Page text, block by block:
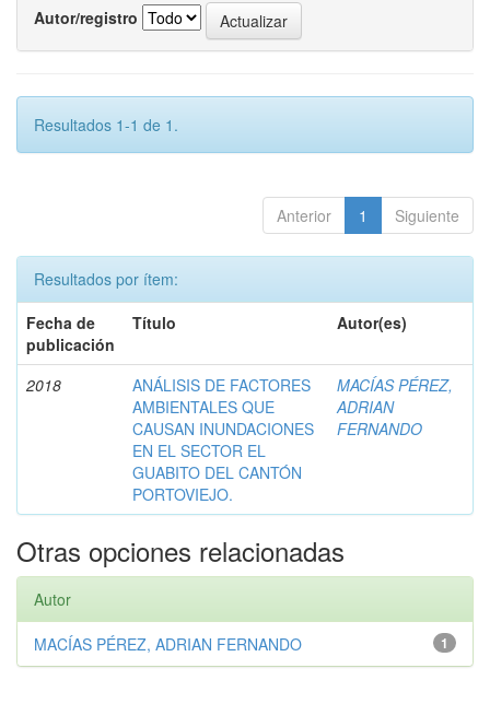
Autor/registro
Resultados 1-1 de 1.
Anterior 1 Siguiente
Resultados por ítem:
Fecha de
publicación
Título Autor(es)
2018
ANÁLISIS DE FACTORES
AMBIENTALES QUE
CAUSAN INUNDACIONES
EN EL SECTOR EL
GUABITO DEL CANTÓN
PORTOVIEJO.
MACÍAS PÉREZ,
ADRIAN
FERNANDO
Otras opciones relacionadas
Autor
1
MACÍAS PÉREZ, ADRIAN FERNANDO